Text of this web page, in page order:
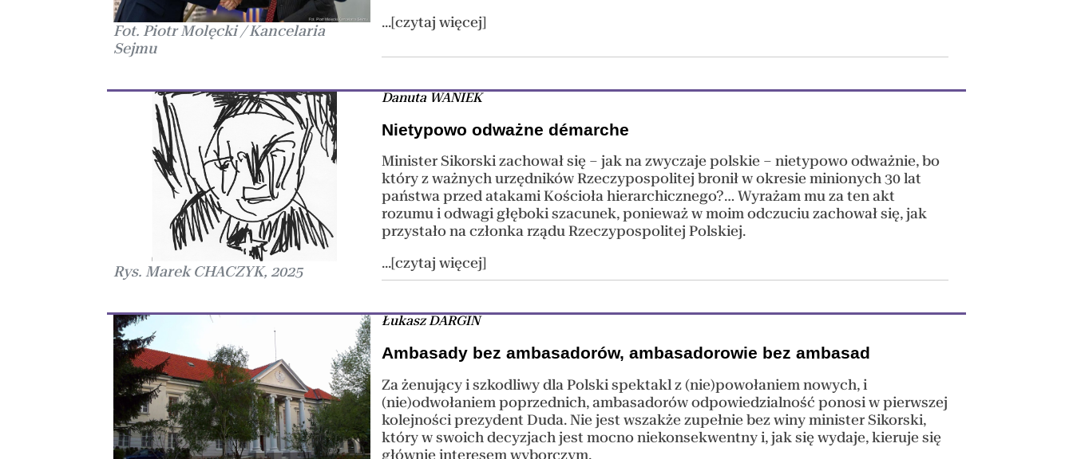
Fot. Piotr Molęcki / Kancelaria
Sejmu
...[czytaj więcej]
Rys. Marek CHACZYK, 2025
Danuta WANIEK
Nietypowo odważne démarche
Minister Sikorski zachował się – jak na zwyczaje polskie – nietypowo odważnie, bo
który z ważnych urzędników Rzeczypospolitej bronił w okresie minionych 30 lat
państwa przed atakami Kościoła hierarchicznego?… Wyrażam mu za ten akt
rozumu i odwagi głęboki szacunek, ponieważ w moim odczuciu zachował się, jak
przystało na członka rządu Rzeczypospolitej Polskiej.
...[czytaj więcej]
Łukasz DARGIN
Ambasady bez ambasadorów, ambasadorowie bez ambasad
Za żenujący i szkodliwy dla Polski spektakl z (nie)powołaniem nowych, i
(nie)odwołaniem poprzednich, ambasadorów odpowiedzialność ponosi w pierwszej
kolejności prezydent Duda. Nie jest wszakże zupełnie bez winy minister Sikorski,
który w swoich decyzjach jest mocno niekonsekwentny i, jak się wydaje, kieruje się
głównie interesem wyborczym.